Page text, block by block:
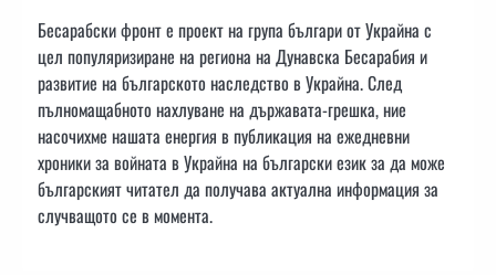
Бесарабски фронт е проект на група българи от Украйна с
цел популяризиране на региона на Дунавска Бесарабия и
развитие на българското наследство в Украйна. След
пълномащабното нахлуване на държавата-грешка, ние
насочихме нашата енергия в публикация на ежедневни
хроники за войната в Украйна на български език за да може
българският читател да получава актуална информация за
случващото се в момента.